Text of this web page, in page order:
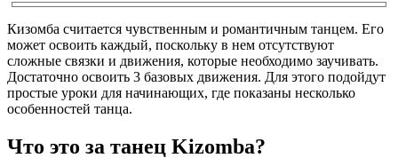
Кизомба считается чувственным и романтичным танцем. Его
может освоить каждый, поскольку в нем отсутствуют
сложные связки и движения, которые необходимо заучивать.
Достаточно освоить 3 базовых движения. Для этого подойдут
простые уроки для начинающих, где показаны несколько
особенностей танца.
Что это за танец Kizomba?